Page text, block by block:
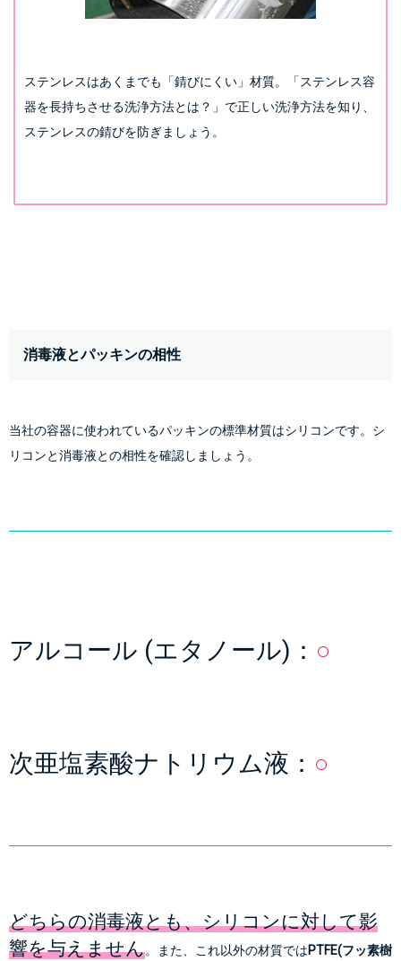
ステンレスはあくまでも「錆びにくい」材質。
「ステンレス容
器を長持ちさせる洗浄方法とは？」 で正しい洗浄方法を知り、
ステンレスの錆びを防ぎましょう。
消毒液とパッキンの相性
当社の容器に使われているパッキンの標準材質はシリコンです。シ
リコンと消毒液との相性を確認しましょう。
アルコール (エタノール)： ○
次亜塩素酸ナトリウム液： ○
どちらの消毒液とも、シリコンに対して影
響を与えません。また、これ以外の材質ではPTFE(フッ素樹